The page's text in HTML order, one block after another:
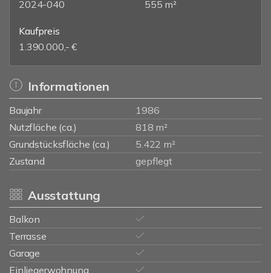
2024-040
555 m²
Kaufpreis
1.390.000,- €
Informationen
Baujahr
1986
Nutzfläche (ca.)
818 m²
Grundstücksfläche (ca.)
5.422 m²
Zustand
gepflegt
Ausstattung
Balkon
Terrasse
Garage
Einliegerwohnung